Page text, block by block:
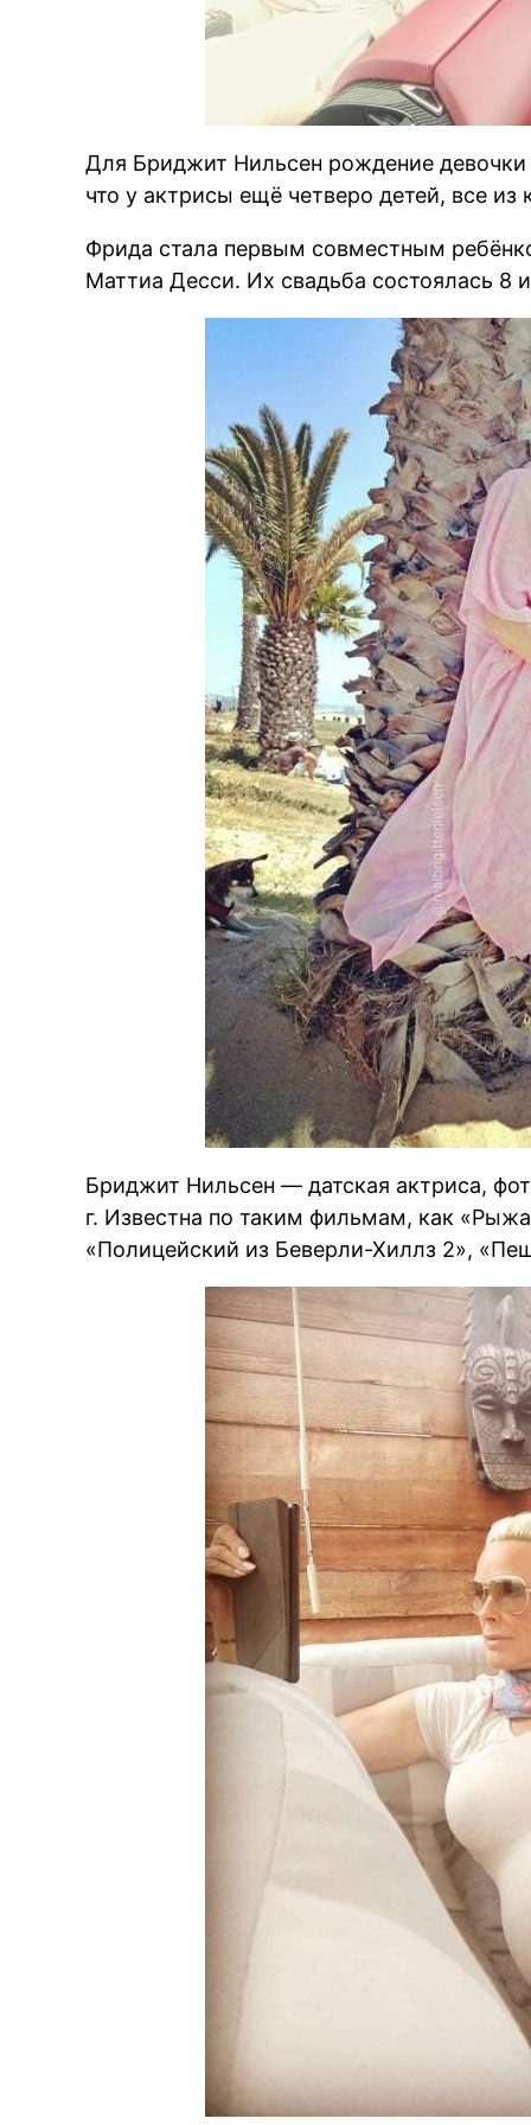
Для Бриджит Нильсен рождение
что у актрисы ещё четверо детей, все из
Фрида стала первым совместным
Маттиа Десси. Их свадьба состоялась 8
Бриджит Нильсен — датская актриса,
г. Известна по таким фильмам, как
«Полицейский из Беверли-Хиллз 2»,